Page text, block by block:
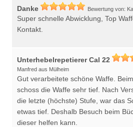
Danke Bewertung von:
Super schnelle Abwicklung, Top
Kontakt.
Unterhebelrepetierer Cal 22
Manfred aus Mülheim
Gut verarbeitete schöne Waffe.
schoss die Waffe sehr tief. Nach
die letzte (höchste) Stufe, war das
etwas tief. Deshalb Besuch beim
dieser helfen kann.